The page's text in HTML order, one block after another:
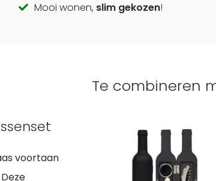
Mooi wonen, slim gekozen!
voortaan
Te combineren